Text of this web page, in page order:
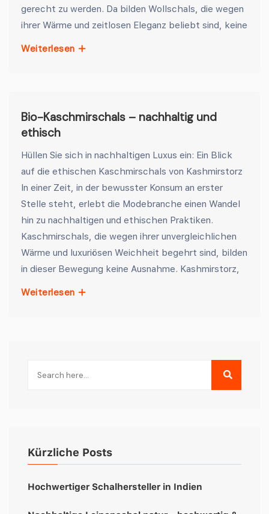
gerecht zu werden. Da bilden Wollschals, die wegen
ihrer Wärme und zeitlosen Eleganz beliebt sind, keine
Weiterlesen
Bio-Kaschmirschals – nachhaltig und
ethisch
Hüllen Sie sich in nachhaltigen Luxus ein: Ein Blick
auf die ethischen Kaschmirschals von Kashmirstorz
In einer Zeit, in der bewusster Konsum an erster
Stelle steht, erlebt die Modebranche einen Wandel
hin zu nachhaltigen und ethischen Praktiken.
Kaschmirschals, die wegen ihrer unvergleichlichen
Wärme und luxuriösen Weichheit begehrt sind, bilden
in dieser Bewegung keine Ausnahme. Kashmirstorz,
Weiterlesen
Kürzliche Posts
Hochwertiger Schalhersteller in Indien